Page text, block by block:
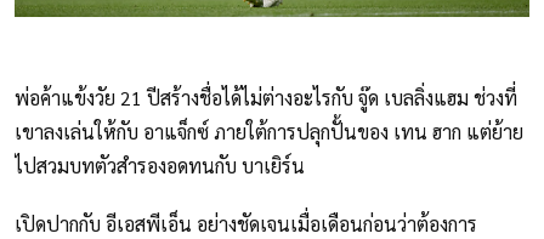
พ่อค้าแข้งวัย 21 ปีสร้างชื่อได้ไม่ต่างอะไรกับ จู๊ด เบลลิ่งแฮม ช่วงที่
เขาลงเล่นให้กับ อาแจ็กซ์ ภายใต้การปลุกปั้นของ เทน ฮาก แต่ย้าย
ไปสวมบทตัวสำรองอดทนกับ บาเยิร์น
เปิดปากกับ อีเอสพีเอ็น อย่างชัดเจนเมื่อเดือนก่อนว่าต้องการ